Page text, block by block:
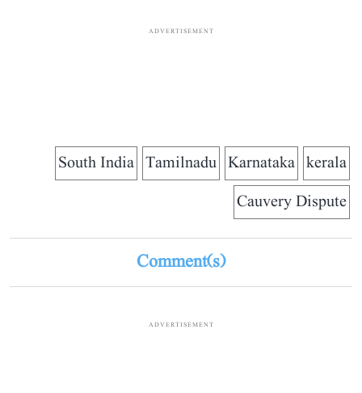
ADVERTISEMENT
kerala
Karnataka
Tamilnadu
South India
Cauvery Dispute
Comment(s)
ADVERTISEMENT